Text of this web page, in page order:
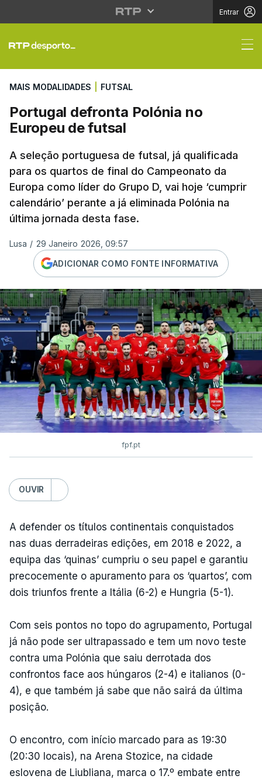
Entrar
Portugal defronta
MAIS MODALIDADES FUTSAL
Portugal defronta Polónia no
Europeu de futsal
A seleção portuguesa de futsal, já qualificada
para os quartos de final do Campeonato da
Europa como líder do Grupo D, vai hoje ‘cumprir
calendário’ perante a já eliminada Polónia na
última jornada desta fase.
Lusa / 29 Janeiro 2026, 09:57
ADICIONAR COMO FONTE INFORMATIVA
fpf.pt
OUVIR
A defender os títulos continentais conquistados
nas duas derradeiras edições, em 2018 e 2022, a
equipa das ‘quinas’ cumpriu o seu papel e garantiu
precocemente o apuramento para os ‘quartos’, com
dois triunfos frente a Itália (6-2) e Hungria (5-1).
Com seis pontos no topo do agrupamento, Portugal
já não pode ser ultrapassado e tem um novo teste
contra uma Polónia que saiu derrotada dos
confrontos face aos húngaros (2-4) e italianos (0-
4), e que também já sabe que não sairá da última
posição.
O encontro, com início marcado para as 19:30
(20:30 locais), na Arena Stozice, na cidade
eslovena de Liubliana, marca o 17.º embate entre